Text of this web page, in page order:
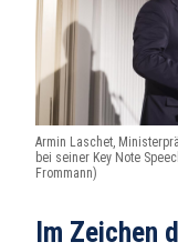
Armin Laschet,
bei seiner Key Note
Frommann)
Im Zeichen